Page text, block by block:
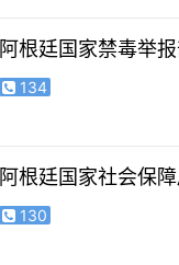
阿根廷国家禁毒举
134
阿根廷国家社会保
130